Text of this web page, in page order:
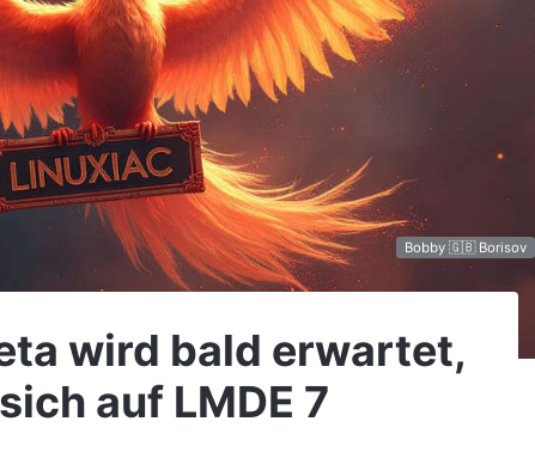
Bobby 🇬🇧 Borisov
wird bald erwartet,
auf LMDE 7